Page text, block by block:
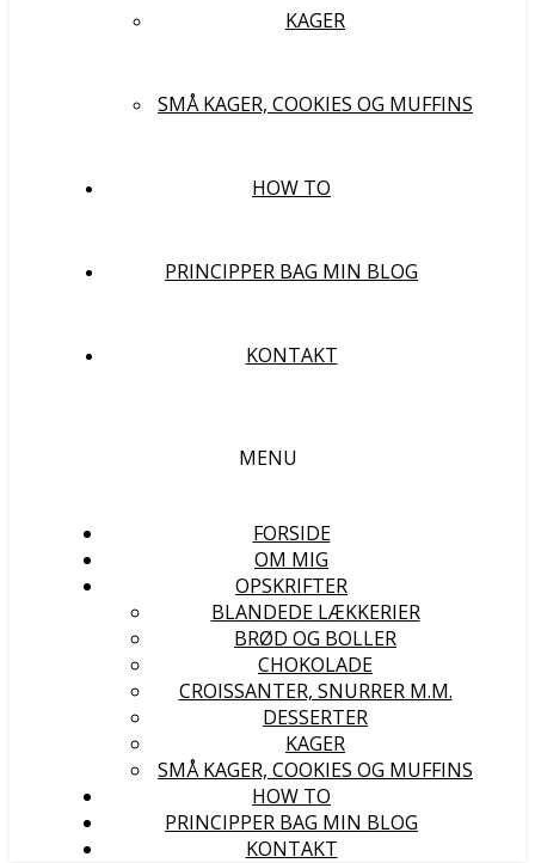
KAGER
SMÅ KAGER, COOKIES OG MUFFINS
HOW TO
PRINCIPPER BAG MIN BLOG
KONTAKT
MENU
FORSIDE
OM MIG
OPSKRIFTER
BLANDEDE LÆKKERIER
BRØD OG BOLLER
CHOKOLADE
CROISSANTER, SNURRER M.M.
DESSERTER
KAGER
SMÅ KAGER, COOKIES OG MUFFINS
HOW TO
PRINCIPPER BAG MIN BLOG
KONTAKT